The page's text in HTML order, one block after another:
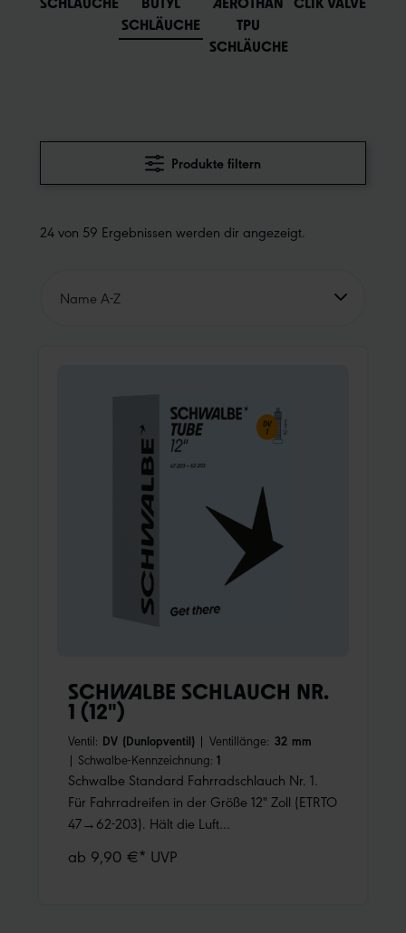
SCHLÄUCHE
TPU
SCHLÄUCHE
Produkte filtern
24 von 59 Ergebnissen werden dir angezeigt.
Name A-Z
Preis aufsteigend
Preis absteigend
Unsere Empfehlung
SCHWALBE SCHLAUCH NR.
1 (12")
Ventil: DV (Dunlopventil) | Ventillänge: 32 mm
| Schwalbe-Kennzeichnung: 1
Schwalbe Standard Fahrradschlauch Nr. 1.
Für Fahrradreifen in der Größe 12" Zoll (ETRTO
47→62-203). Hält die Luft
Materialgüte und gleichmäßiger Wandstärke.
ab 9,90 €* UVP